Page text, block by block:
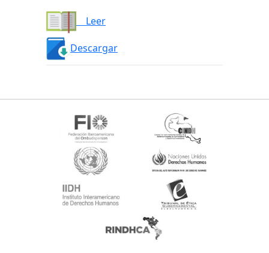
Leer
Descargar